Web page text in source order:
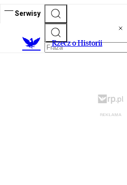
Serwisy
Rzecz o Historii